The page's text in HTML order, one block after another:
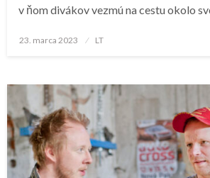
v ňom divákov vezmú na cestu okolo
Posted
23. marca 2023 LT